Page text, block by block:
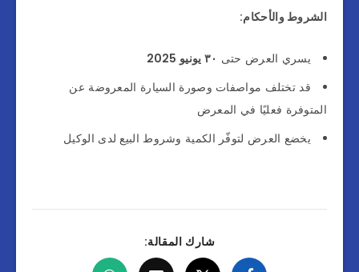
الشروط والأحكام:
يسري العرض حتى ٣٠ يونيو 2025
قد تختلف مواصفات وصورة السيارة المعروضة عن
المتوفرة فعليًا في المعرض
يخضع العرض لتوفّر الكمية وشروط البيع لدى الوكيل
شارك المقالة: